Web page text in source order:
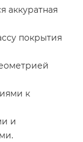
аккуратная
покрытия
к
и